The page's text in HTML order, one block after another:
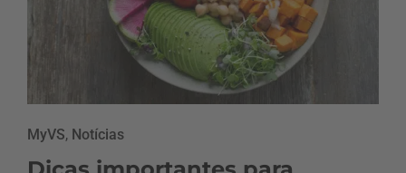
MyVS, Notícias